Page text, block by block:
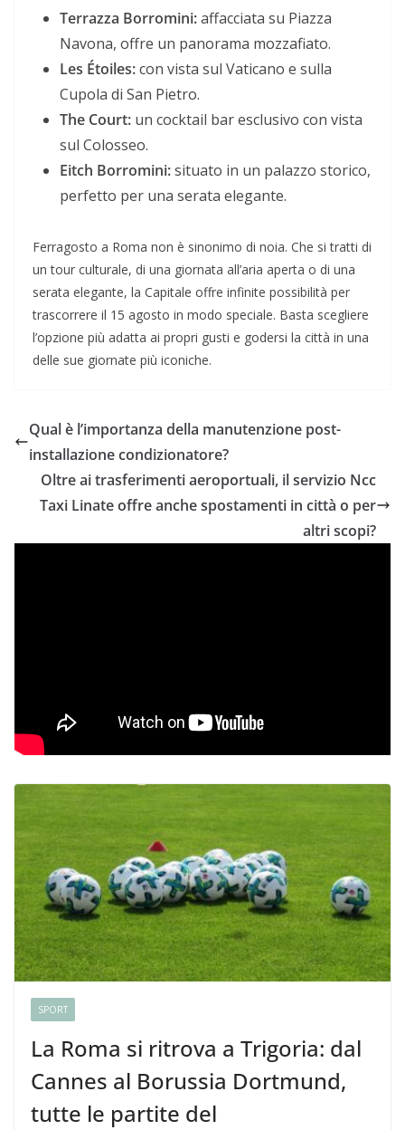
Terrazza Borromini:affacciata su Piazza
Navona, offre un panorama mozzafiato.
Les Étoiles:con vista sul Vaticano e sulla
Cupola di San Pietro.
The Court: un cocktail bar esclusivo con vista
sul Colosseo.
Eitch Borromini:situato in un palazzo storico,
perfetto per una serata elegante.
Ferragosto a Roma non è sinonimo di noia. Che si tratti di
un tour culturale, di una giornata all’aria aperta o di una
serata elegante, la Capitale offre infinite possibilità per
trascorrere il 15 agosto in modo speciale. Basta scegliere
l’opzione più adatta ai propri gusti e godersi la città in una
delle sue giornate più iconiche.
Qual è l’importanza della manutenzione post-
installazione condizionatore?
Oltre ai trasferimenti aeroportuali, il servizio Ncc
Taxi Linate offre anche spostamenti in città o per
altri scopi?
SPORT
La Roma si ritrova a Trigoria: dal
Cannes al Borussia Dortmund,
tutte le partite del